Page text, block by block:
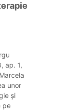
ap. 1,
unor
și
pe